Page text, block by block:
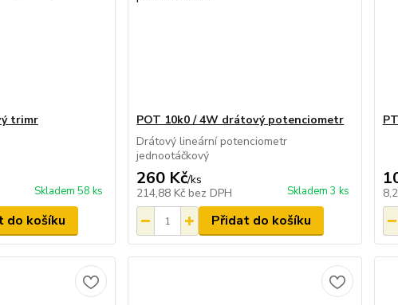
trimr
Skladem 58 ks
do košíku
POT 10k0 / 4W drátový potenciometr
Drátový lineární potenciometr
jednootáčkový
260 Kč/ks
214,88 Kč bez DPH Skladem 3 ks
Přidat do košíku